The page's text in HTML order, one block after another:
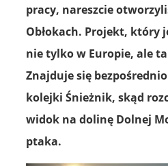
pracy, nareszcie
Obłokach. Projekt, który
nie tylko w Europie, ale
Znajduje się
kolejki Śnieżnik, skąd
widok na dolinę Dolnej
ptaka.